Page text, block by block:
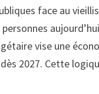
face au
vise une
2027. Cette